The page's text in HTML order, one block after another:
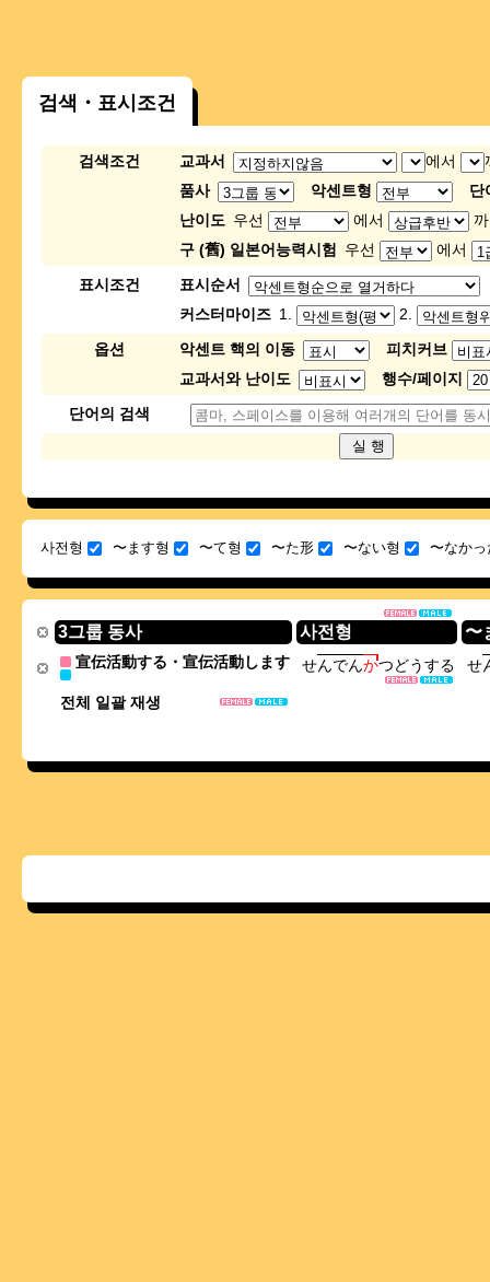
검색・표시조건
검색조건 교과서 에서
품사
악센트형
단
난이도 우선 에서
구 (舊) 일본어능력시험
우선
에서
표시조건
표시순서
커스터마이즈 1.
2.
옵션
악센트 핵의 이동
피치커브
교과서와 난이도
행수/페이지
단어의 검색
사전형 〜ます형 〜て형 〜た形 〜ない형 〜なかっ
3그룹 동사 사전형 〜
전체 일괄 재생
宣伝活動する・宣伝活動します せんでんかつどうする せ